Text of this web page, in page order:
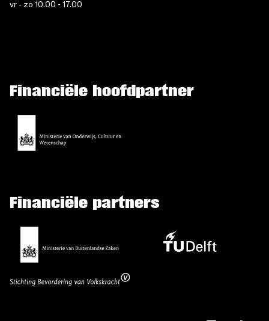
vr - zo 10.00 - 17.00
Financiële hoofdpartner
Financiële partners